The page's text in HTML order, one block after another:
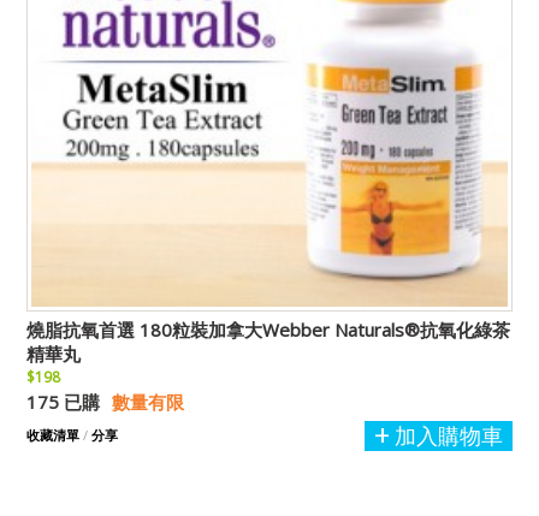
燒脂抗氧首選 180粒裝加拿大Webber Naturals®抗氧化綠茶
精華丸
$198
175 已購 數量有限
加入購物車
收藏清單 / 分享